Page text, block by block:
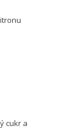
cukr a